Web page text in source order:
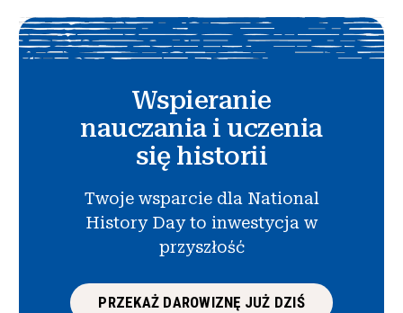
Wspieranie
nauczania i uczenia
się historii
Twoje wsparcie dla National
History Day to inwestycja w
przyszłość
PRZEKAŻ DAROWIZNĘ JUŻ DZIŚ